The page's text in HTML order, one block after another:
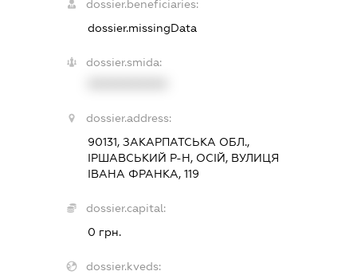
dossier.beneficiaries:
dossier.missingData
dossier.smida:
dossier.address:
90131, ЗАКАРПАТСЬКА ОБЛ.,
ІРШАВСЬКИЙ Р-Н, ОСІЙ, ВУЛИЦЯ
ІВАНА ФРАНКА, 119
dossier.capital:
0 грн.
dossier.kveds: